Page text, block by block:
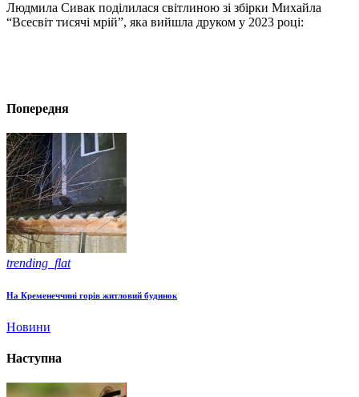
Людмила Сивак поділилася світлиною зі збірки Михайла
“Всесвіт тисячі мрій”, яка вийшла друком у 2023 році:
Попередня
trending_flat
На Кременеччині горів житловий будинок
Новини
Наступна